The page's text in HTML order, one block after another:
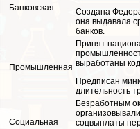
Банковская
Создана
она выдавала
банков.
Промышленная
Принят
выработаны
Предписан
длительность
Социальная
Безработным
соцвыплаты